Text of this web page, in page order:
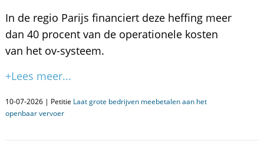
In de regio Parijs financiert deze heffing meer
dan 40 procent van de operationele kosten
van het ov-systeem.
+Lees meer...
10-07-2026 | Petitie Laat grote bedrijven meebetalen aan het
openbaar vervoer